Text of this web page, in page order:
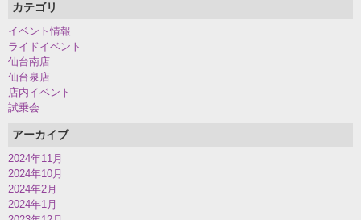
カテゴリ
イベント情報
ライドイベント
仙台南店
仙台泉店
店内イベント
試乗会
アーカイブ
2024年11月
2024年10月
2024年2月
2024年1月